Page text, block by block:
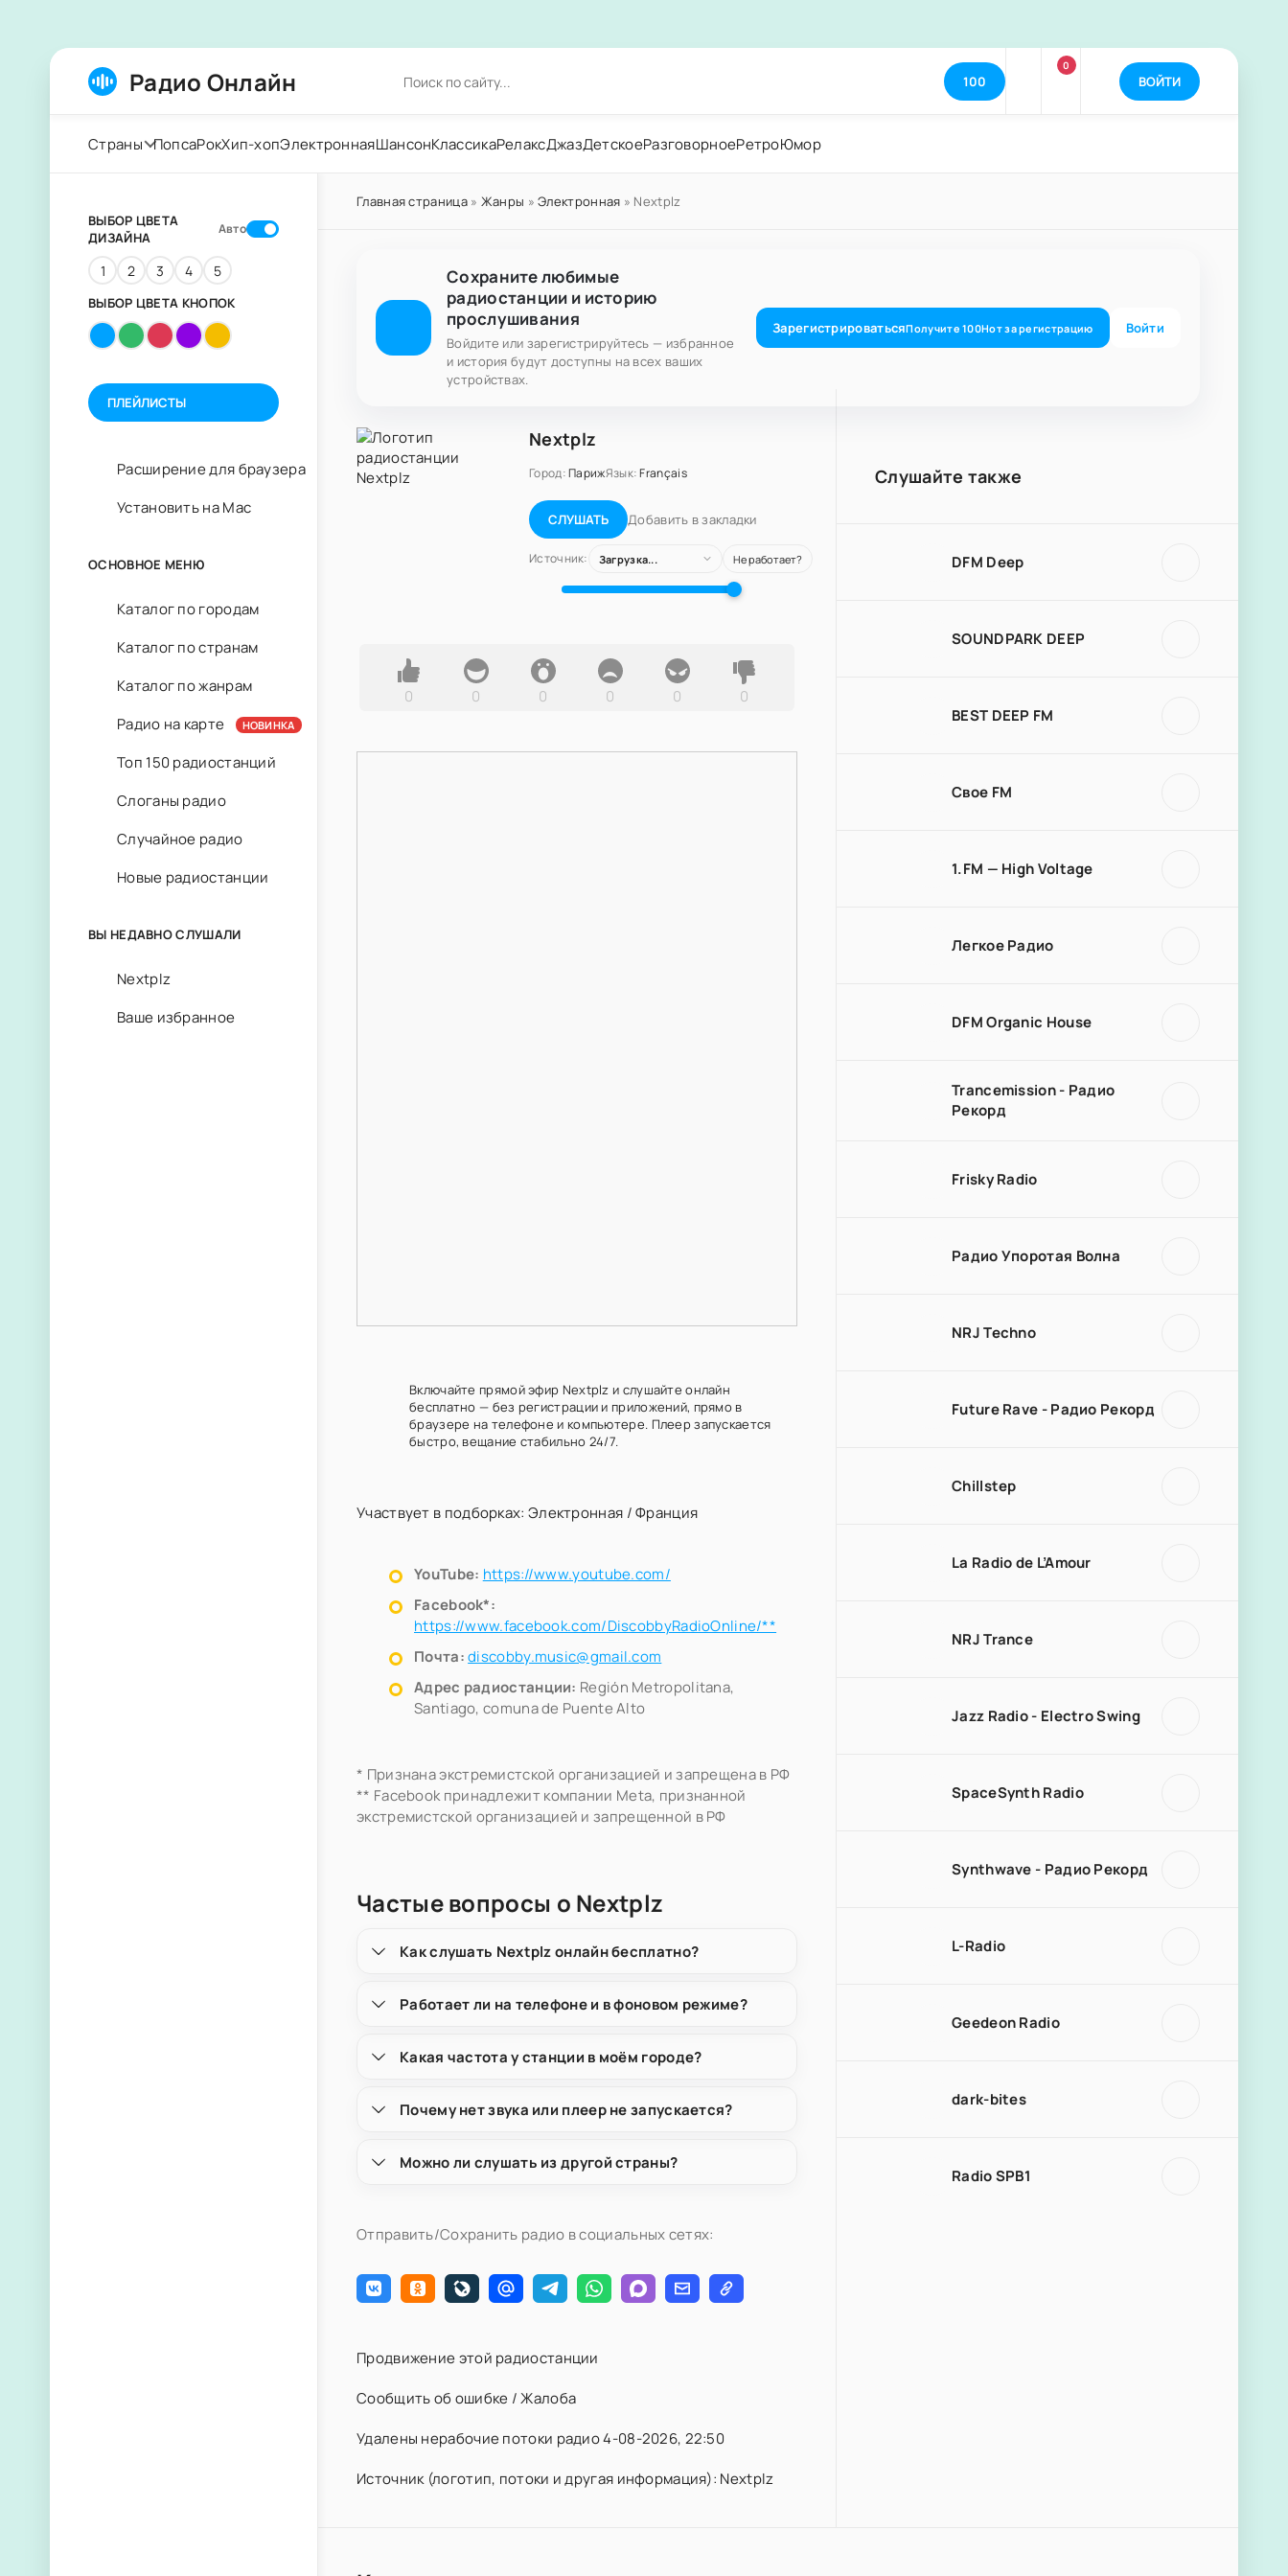
Радио Онлайн 100
0
ВОЙТИ
Страны ПопсаРокХип-хопЭлектроннаяШансонКлассикаРелаксДжазДетскоеРазговорноеРетроЮмор
Главная страница» Жанры »Электронная » Nextplz
Сохраните любимые
радиостанции и историю
прослушивания
Войдите или зарегистрируйтесь — избранное
и история будут доступны на всех ваших
устройствах.
ЗарегистрироватьсяПолучите100Нотза регистрацию Войти
Nextplz
Город:ПарижЯзык: Français
СЛУШАТЬ Добавить в закладки
Источник: Загрузка... Не работает?
0 0 0 0 0 0
Включайте прямой эфир Nextplz и слушайте онлайн
бесплатно — без регистрации и приложений, прямо в
браузере на телефоне и компьютере. Плеер запускается
быстро, вещание стабильно 24/7.
Участвует в подборках: Электронная /Франция
YouTube: https://www.youtube.com/
Facebook*:
https://www.facebook.com/DiscobbyRadioOnline/**
Почта:discobby.music@gmail.com
Адрес радиостанции: Región Metropolitana,
Santiago, comuna de Puente Alto
* Признана экстремистской организацией и запрещена в РФ
** Facebook принадлежит компании Meta, признанной
экстремистской организацией и запрещенной в РФ
Частые вопросы о Nextplz
Как слушать Nextplz онлайн бесплатно?
Работает ли на телефоне и в фоновом режиме?
Какая частота у станции в моём городе?
Почему нет звука или плеер не запускается?
Можно ли слушать из другой страны?
Отправить/Сохранить радио в социальных сетях:
Продвижение этой радиостанции
Сообщить об ошибке / Жалоба
Удалены нерабочие потоки радио 4-08-2026, 22:50
Источник (логотип, потоки и другая информация): Nextplz
Слушайте также
DFM Deep
SOUNDPARK DEEP
BEST DEEP FM
Свое FM
1.FM — High Voltage
Легкое Радио
DFM Organic House
Trancemission - Радио
Рекорд
Frisky Radio
Радио Упоротая Волна
NRJ Techno
Future Rave - Радио Рекорд
Chillstep
La Radio de L’Amour
NRJ Trance
Jazz Radio - Electro Swing
SpaceSynth Radio
Synthwave - Радио Рекорд
L-Radio
Geedeon Radio
dark-bites
Radio SPB1
ВЫБОР ЦВЕТА
ДИЗАЙНА
Авто
1 2 3 4 5
ВЫБОР ЦВЕТА КНОПОК
ПЛЕЙЛИСТЫ
Расширение для браузера
Установить на Mac
ОСНОВНОЕ МЕНЮ
Каталог по городам
Каталог по странам
Каталог по жанрам
Радио на карте
НОВИНКА
Топ 150 радиостанций
Слоганы радио
Случайное радио
Новые радиостанции
ВЫ НЕДАВНО СЛУШАЛИ
Nextplz
Ваше избранное